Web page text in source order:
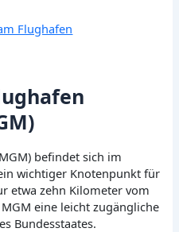
Flughafen
befindet sich im
wichtiger Knotenpunkt für
etwa zehn Kilometer vom
eine leicht zugängliche
Bundesstaates.